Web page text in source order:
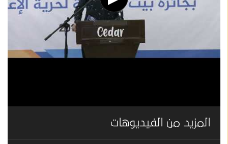
المزيد من الفيديوهات